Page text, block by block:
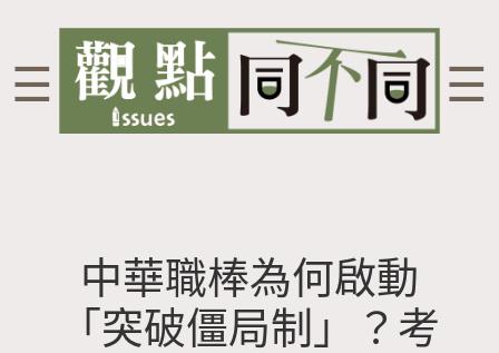
☰ ☰
中華職棒為何啟動
「突破僵局制」？考